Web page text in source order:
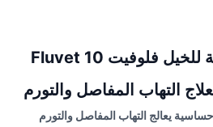
مضاد التهاب وحساسية للخيل فلوفيت Fluvet 10
التهاب المفاصل والتورم
يعالج التهاب المفاصل والتورم